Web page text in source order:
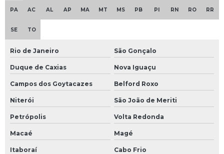
Empresa de projeto de dimensionamento de redes de
tubulação
Empresa de projeto de sistema de fluido térmico
Empresa que faz instalação de caldeiras
Empresa de retirada de gases de rede de fluido térmico
Empresa de skid de bombas
Empresa de tanques para sistema de fluido térmico
Empresa de treinamento em sistema de fluido térmico
PA AC AL AP MA MT MS PB PI RN RO RR
SE TO
Rio de Janeiro São Gonçalo
Duque de Caxias Nova Iguaçu
Campos dos Goytacazes Belford Roxo
Niterói São João de Meriti
Petrópolis Volta Redonda
Macaé Magé
Itaboraí Cabo Frio